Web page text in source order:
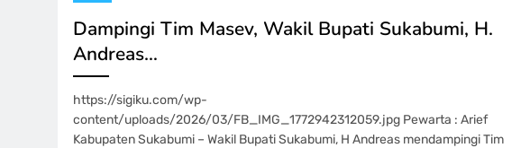
Dampingi Tim Masev, Wakil Bupati Sukabumi, H.
Andreas…
https://sigiku.com/wp-
content/uploads/2026/03/FB_IMG_1772942312059.jpg Pewarta : Arief
Kabupaten Sukabumi – Wakil Bupati Sukabumi, H Andreas mendampingi Tim